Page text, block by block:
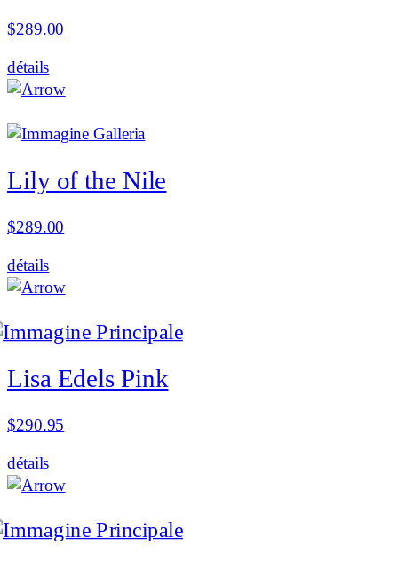
$289.00
détails
Lily of the Nile
$289.00
détails
Lisa Edels Pink
$290.95
détails